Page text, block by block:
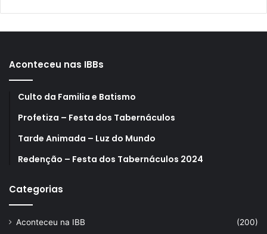
Aconteceu nas IBBs
Culto da Familia e Batismo
Profetiza – Festa dos Tabernáculos
Tarde Animada – Luz do Mundo
Redenção – Festa dos Tabernáculos 2024
Categorias
Aconteceu na IBB
(200)